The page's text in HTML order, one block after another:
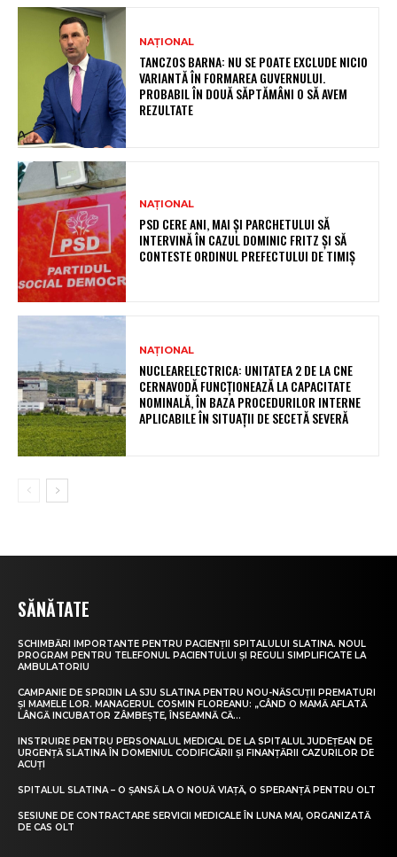
NAȚIONAL
TANCZOS BARNA: NU SE POATE EXCLUDE NICIO
VARIANTĂ ÎN FORMAREA GUVERNULUI.
PROBABIL ÎN DOUĂ SĂPTĂMÂNI O SĂ AVEM
REZULTATE
NAȚIONAL
PSD CERE ANI, MAI ȘI PARCHETULUI SĂ
INTERVINĂ ÎN CAZUL DOMINIC FRITZ ȘI SĂ
CONTESTE ORDINUL PREFECTULUI DE TIMIȘ
NAȚIONAL
NUCLEARELECTRICA: UNITATEA 2 DE LA CNE
CERNAVODĂ FUNCȚIONEAZĂ LA CAPACITATE
NOMINALĂ, ÎN BAZA PROCEDURILOR INTERNE
APLICABILE ÎN SITUAȚII DE SECETĂ SEVERĂ
SĂNĂTATE
SCHIMBĂRI IMPORTANTE PENTRU PACIENȚII SPITALULUI SLATINA. NOUL
PROGRAM PENTRU TELEFONUL PACIENTULUI ȘI REGULI SIMPLIFICATE LA
AMBULATORIU
CAMPANIE DE SPRIJIN LA SJU SLATINA PENTRU NOU-NĂSCUȚII PREMATURI
ȘI MAMELE LOR. MANAGERUL COSMIN FLOREANU: „CÂND O MAMĂ AFLATĂ
LÂNGĂ INCUBATOR ZÂMBEȘTE, ÎNSEAMNĂ CĂ...
INSTRUIRE PENTRU PERSONALUL MEDICAL DE LA SPITALUL JUDEȚEAN DE
URGENȚĂ SLATINA ÎN DOMENIUL CODIFICĂRII ȘI FINANȚĂRII CAZURILOR DE
ACUȚI
SPITALUL SLATINA – O ȘANSĂ LA O NOUĂ VIAȚĂ, O SPERANȚĂ PENTRU OLT
SESIUNE DE CONTRACTARE SERVICII MEDICALE ÎN LUNA MAI, ORGANIZATĂ
DE CAS OLT